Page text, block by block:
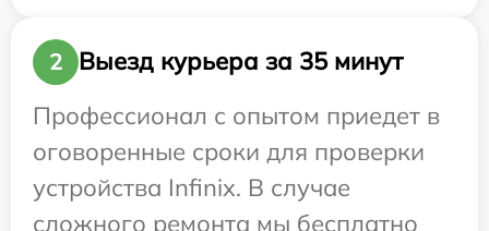
2
Выезд курьера за 35 минут
Профессионал с опытом приедет в
оговоренные сроки для проверки
устройства Infinix. В случае
сложного ремонта мы бесплатно